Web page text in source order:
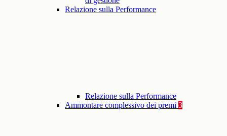
Relazione sulla Performance
Relazione sulla Performance
Ammontare complessivo dei premi 3